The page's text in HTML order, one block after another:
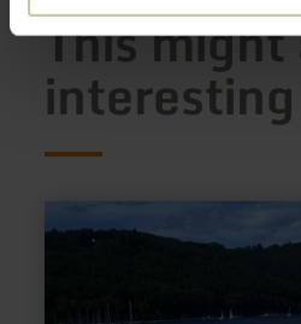
This
interesting
more